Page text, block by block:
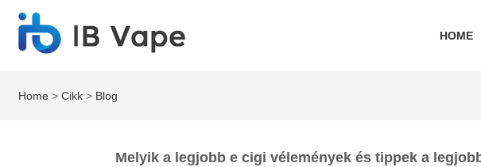
HOME
Home >Cikk > Blog
Melyik a legjobb e cigi vélemények és tippek a